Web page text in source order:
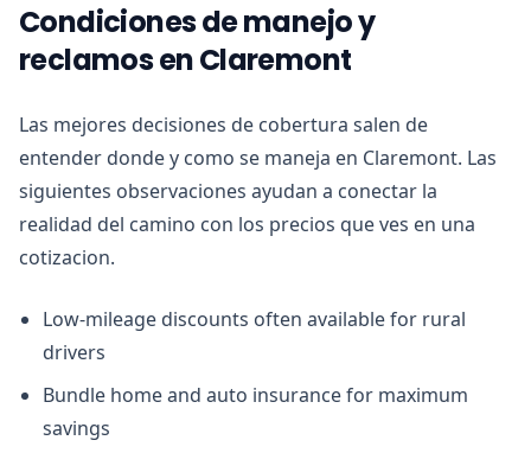
Condiciones de manejo y
reclamos en Claremont
Las mejores decisiones de cobertura salen de
entender donde y como se maneja en Claremont. Las
siguientes observaciones ayudan a conectar la
realidad del camino con los precios que ves en una
cotizacion.
Low-mileage discounts often available for rural
drivers
Bundle home and auto insurance for maximum
savings